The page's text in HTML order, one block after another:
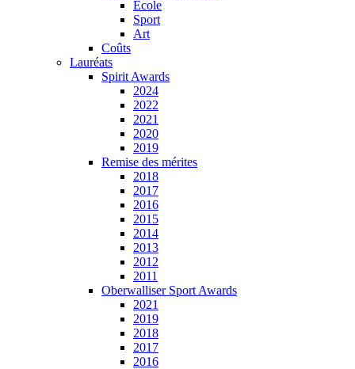
École
Sport
Art
Coûts
Lauréats
Spirit Awards
2024
2022
2021
2020
2019
Remise des mérites
2018
2017
2016
2015
2014
2013
2012
2011
Oberwalliser Sport Awards
2021
2019
2018
2017
2016